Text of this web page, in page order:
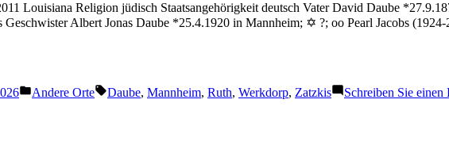
Louisiana Religion jüdisch Staatsangehörigkeit deutsch Vater David Daube
Albert Jonas Daube *25.4.1920 in Mannheim; ✡ ?; oo Pearl Jacobs
Veröffentlicht
Andere Orte Schlagwörter:
Daube, Mannheim, Ruth, Werkdorp, Zatzkis Schreiben Sie einen